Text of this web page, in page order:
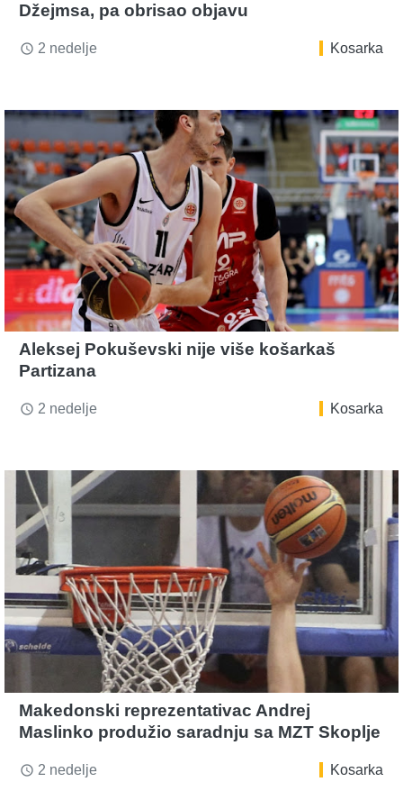
Džejmsa, pa obrisao objavu
access_time 2 nedelje Kosarka
Aleksej Pokuševski nije više košarkaš
Partizana
access_time 2 nedelje Kosarka
Makedonski reprezentativac Andrej
Maslinko produžio saradnju sa MZT Skoplje
access_time 2 nedelje Kosarka